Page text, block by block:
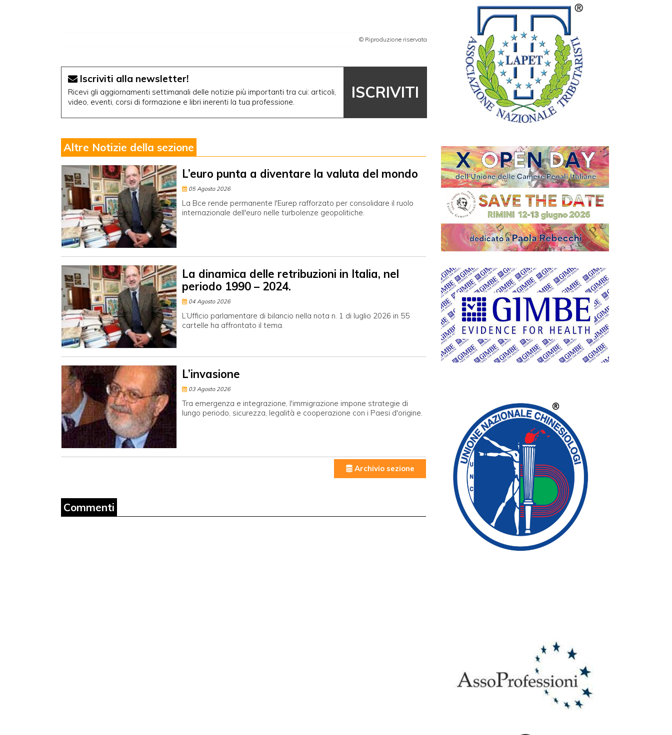
© Riproduzione riservata
Iscriviti alla newsletter!
Ricevi gli aggiornamenti settimanali delle notizie più importanti tra cui: articoli,
video, eventi, corsi di formazione e libri inerenti la tua professione.
ISCRIVITI
Altre Notizie della sezione
L’euro punta a diventare la valuta del mondo
05 Agosto 2026
La Bce rende permanente l'Eurep rafforzato per consolidare il ruolo
internazionale dell'euro nelle turbolenze geopolitiche.
La dinamica delle retribuzioni in Italia, nel
periodo 1990 – 2024.
04 Agosto 2026
L’Ufficio parlamentare di bilancio nella nota n. 1 di luglio 2026 in 55
cartelle ha affrontato il tema.
L’invasione
03 Agosto 2026
Tra emergenza e integrazione, l'immigrazione impone strategie di
lungo periodo, sicurezza, legalità e cooperazione con i Paesi d'origine.
Archivio sezione
Commenti